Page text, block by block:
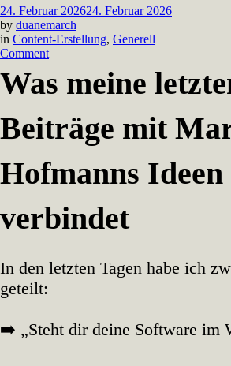
24. Februar 202624. Februar 2026
by duanemarch
in Content-Erstellung, Generell
Commenton
Software,
KMUs
Was meine
Beiträge mit
Hofmanns Ideen
verbindet
In den letzten Tagen habe ich
geteilt:
➡️ „Steht dir deine Software im